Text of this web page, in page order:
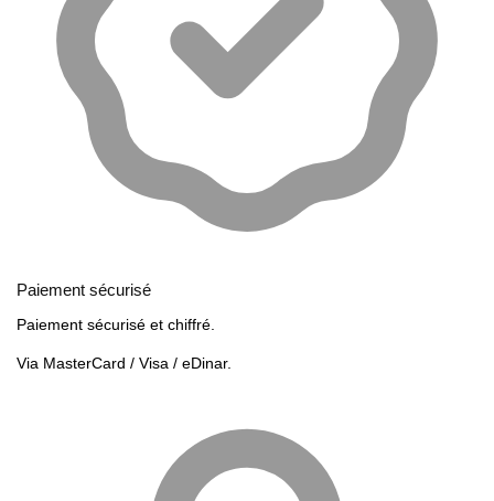
Paiement sécurisé
Paiement sécurisé et chiffré.
Via MasterCard / Visa / eDinar.